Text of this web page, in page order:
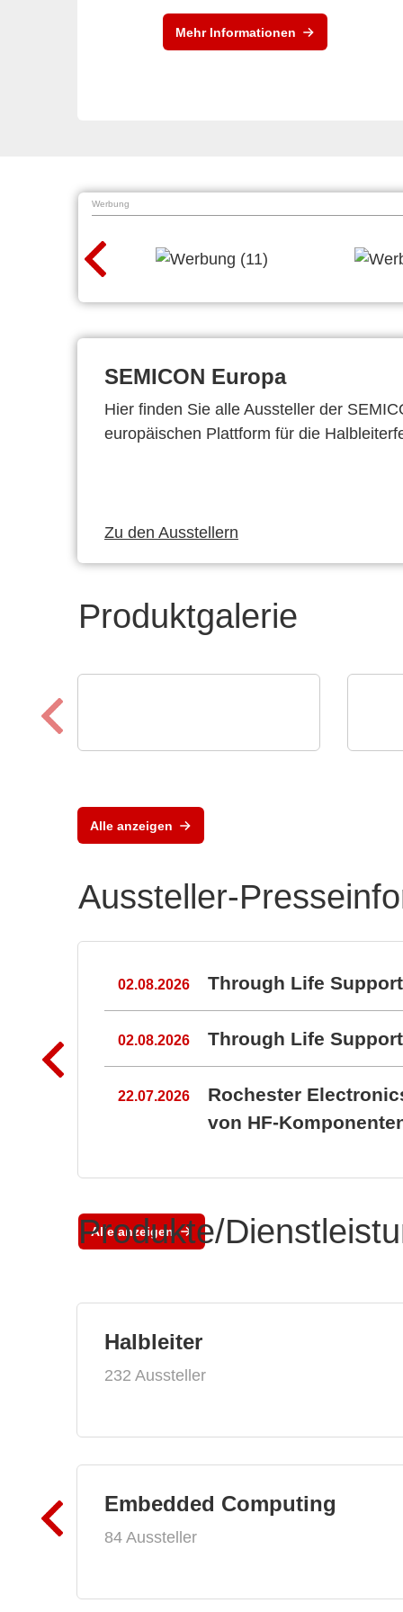
Mehr Informationen
Werbung
SEMICON Europa
Hier finden Sie alle Aussteller der
europäischen Plattform für die
Zu den Ausstellern
Produktgalerie
Converter
Alle anzeigen
Aussteller-
02.08.2026 Through Life
02.08.2026 Through Life
22.07.2026
Rochester
von HF-
Alle anzeigen
Produkte/
Halbleiter
232 Aussteller
Embedded Computing
84 Aussteller